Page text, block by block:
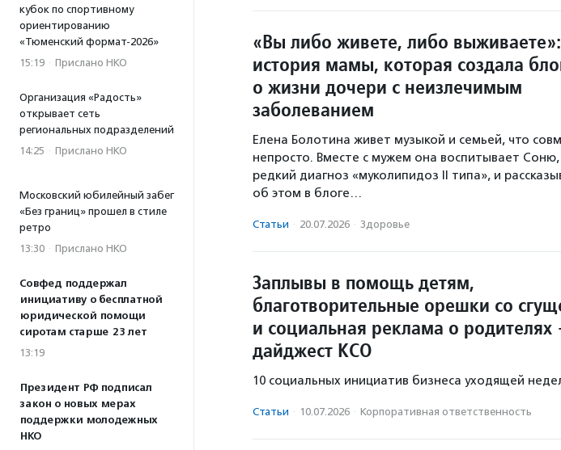
кубок по спортивному
ориентированию
«Тюменский формат-2026»
15:19 · Прислано НКО
Организация «Радость»
открывает сеть
региональных подразделений
14:25 · Прислано НКО
Московский юбилейный забег
«Без границ» прошел в стиле
ретро
13:30 · Прислано НКО
Совфед поддержал
инициативу о бесплатной
юридической помощи
сиротам старше 23 лет
13:19
Президент РФ подписал
закон о новых мерах
поддержки молодежных
НКО
«Вы либо живете, либо выживаете»:
история мамы, которая создала
о жизни дочери с неизлечимым
заболеванием
Елена Болотина живет музыкой и семьей, что
непросто. Вместе с мужем она воспитывает Соню,
редкий диагноз «муколипидоз II типа», и
об этом в блоге…
Статьи · 20.07.2026 · Здоровье
Заплывы в помощь детям,
благотворительные орешки со
и социальная реклама о
дайджест КСО
10 социальных инициатив бизнеса уходящей
Статьи · 10.07.2026 · Корпоративная ответственность